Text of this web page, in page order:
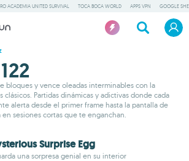
ACADEMIA UNITED SURVIVAL TOCA BOCA WORLD APPS VPN GOOGLE
bloques y vence oleadas interminables con la
clásicos. Partidas dinámicas y adictivas donde cada
alerta desde el primer frame hasta la pantalla de
sesiones cortas que te enganchan.
Surprise Egg
una sorpresa genial en su interior